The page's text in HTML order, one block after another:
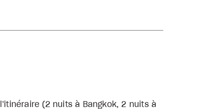
(2 nuits à Bangkok, 2 nuits à